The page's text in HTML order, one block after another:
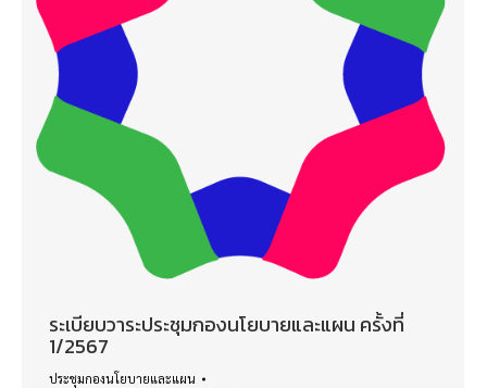
ระเบียบวาระประชุมกองนโยบายและแผน ครั้งที่
1/2567
ประชุมกองนโยบายและแผน